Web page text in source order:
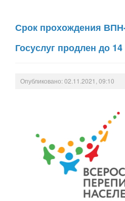
Срок прохождения
Госуслуг продлен до
Опубликовано: 02.11.2021, 09:10